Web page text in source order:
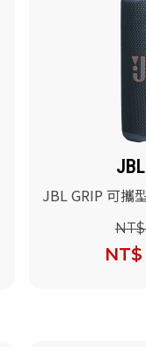
JBL GRIP 可攜